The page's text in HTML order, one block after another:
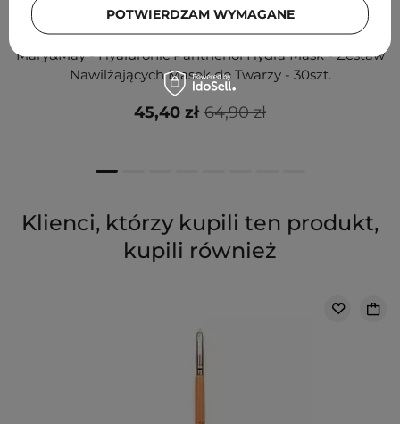
PROMOCJA BESTSELLER
Mary&May - Hyaluronic Panthenol Hydra Mask - Zestaw
Nawilżających Masek do Twarzy - 30szt.
64,90 zł
45,40 zł
Klienci, którzy kupili ten produkt,
kupili również
POTWIERDZAM WYMAGANE